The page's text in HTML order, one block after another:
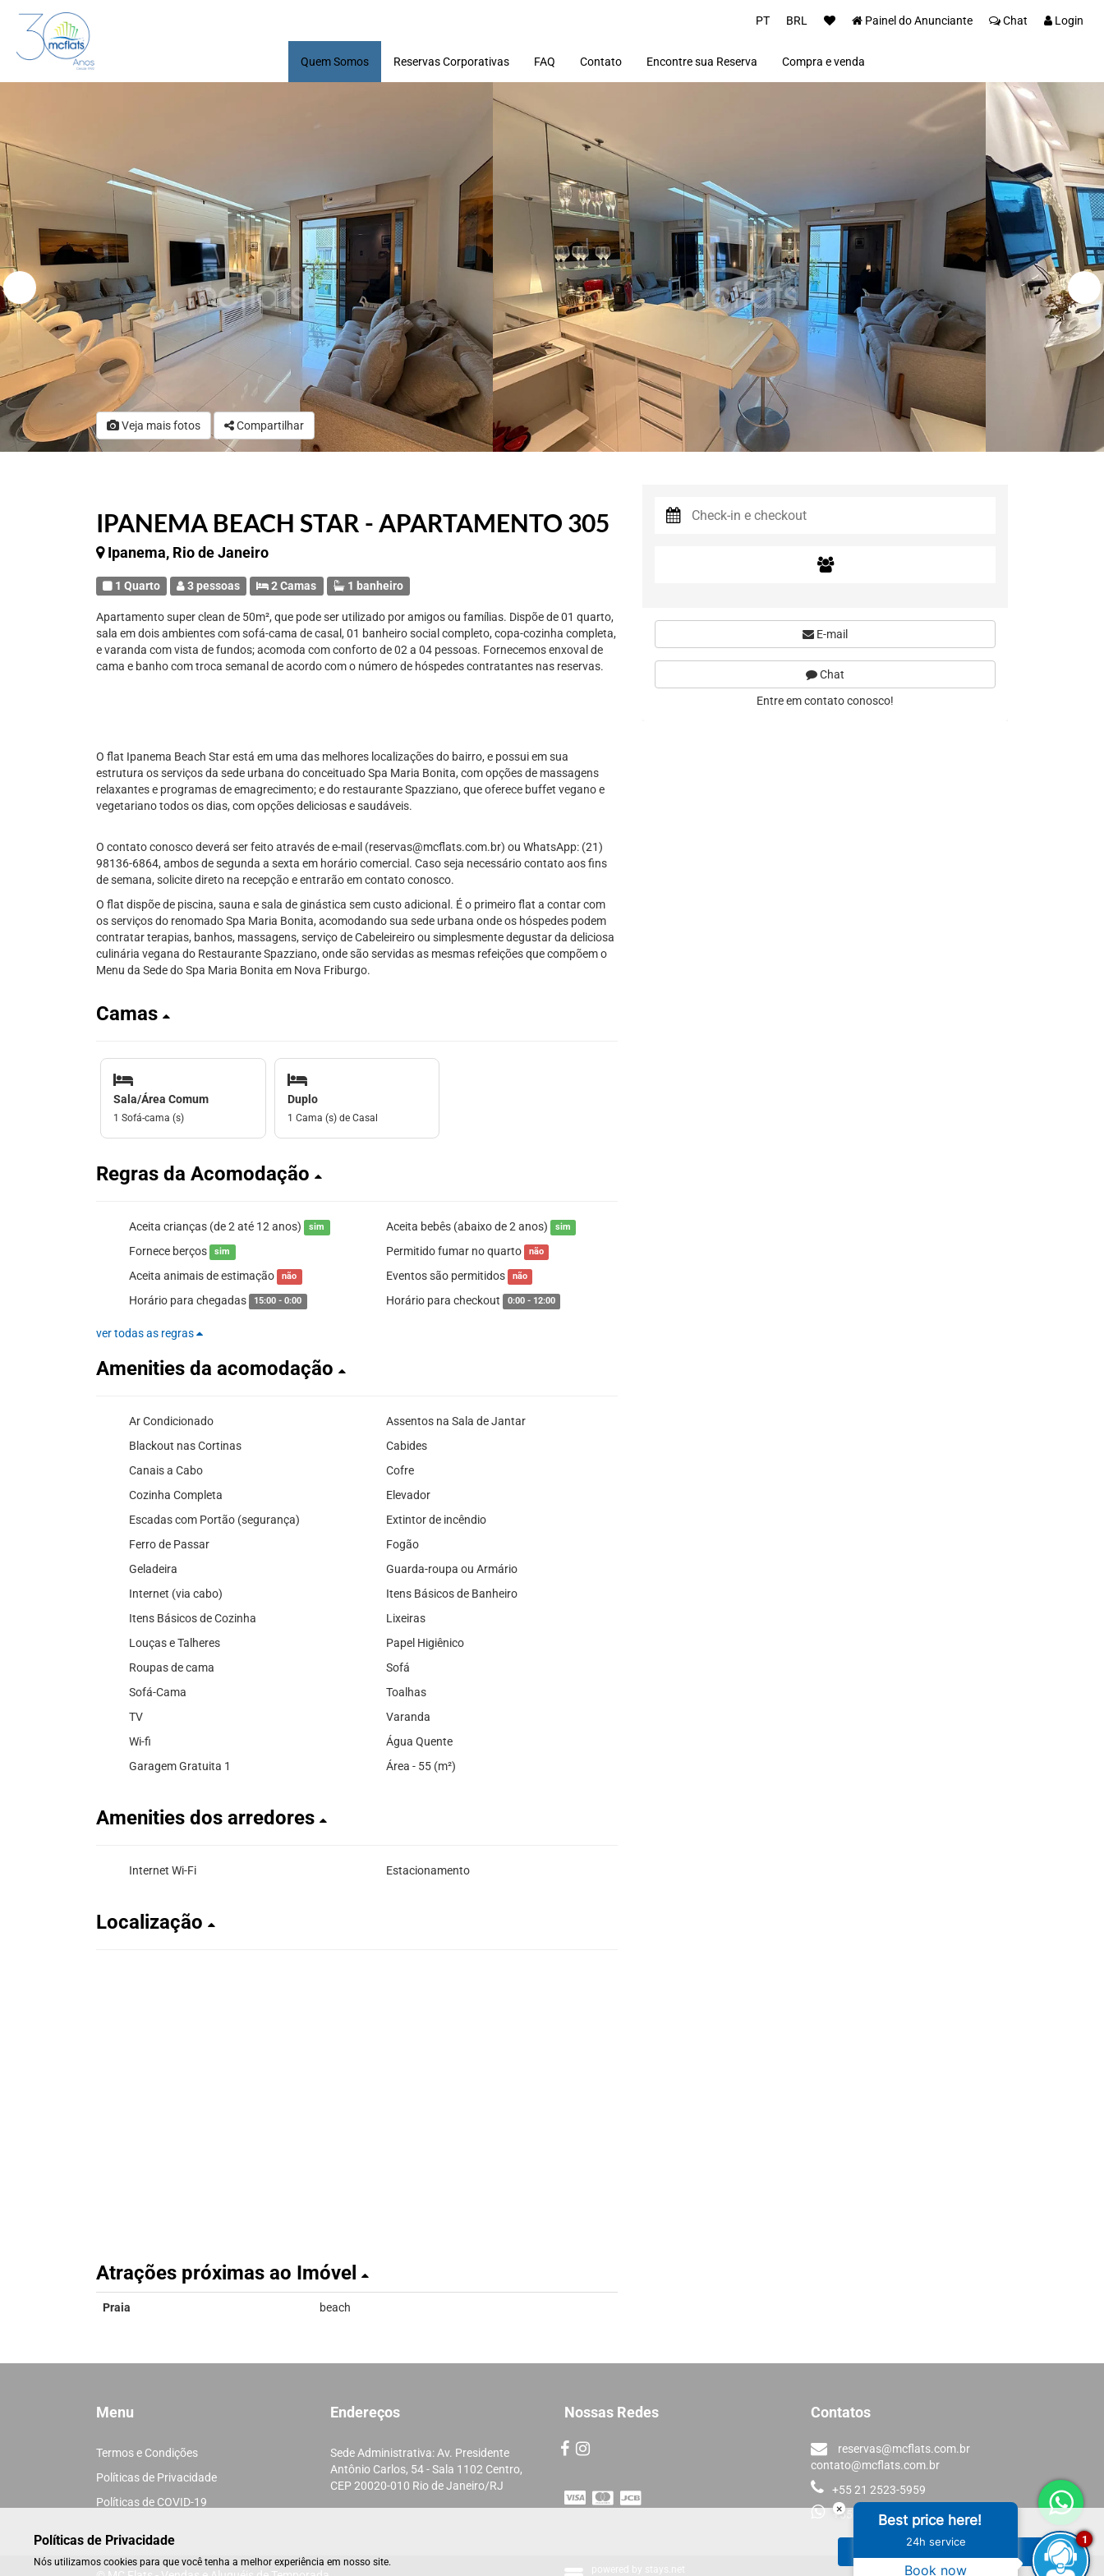
PT BRL Painel do Anunciante Chat Login
Quem Somos Reservas Corporativas FAQ Contato Encontre sua Reserva Compra e venda
Veja mais fotos Compartilhar
IPANEMA BEACH STAR - APARTAMENTO 305
Ipanema, Rio de Janeiro
1 Quarto 3 pessoas 2 Camas 1 banheiro
Apartamento super clean de 50m², que pode ser utilizado por amigos ou famílias. Dispõe de 01 quarto,
sala em dois ambientes com sofá-cama de casal, 01 banheiro social completo, copa-cozinha completa,
e varanda com vista de fundos; acomoda com conforto de 02 a 04 pessoas. Fornecemos enxoval de
cama e banho com troca semanal de acordo com o número de hóspedes contratantes nas reservas.
O flat Ipanema Beach Star está em uma das melhores localizações do bairro, e possui em sua
estrutura os serviços da sede urbana do conceituado Spa Maria Bonita, com opções de massagens
relaxantes e programas de emagrecimento; e do restaurante Spazziano, que oferece buffet vegano e
vegetariano todos os dias, com opções deliciosas e saudáveis.
O contato conosco deverá ser feito através de e-mail (reservas@mcflats.com.br) ou WhatsApp: (21)
98136-6864, ambos de segunda a sexta em horário comercial. Caso seja necessário contato aos fins
de semana, solicite direto na recepção e entrarão em contato conosco.
O flat dispõe de piscina, sauna e sala de ginástica sem custo adicional. É o primeiro flat a contar com
os serviços do renomado Spa Maria Bonita, acomodando sua sede urbana onde os hóspedes podem
contratar terapias, banhos, massagens, serviço de Cabeleireiro ou simplesmente degustar da deliciosa
culinária vegana do Restaurante Spazziano, onde são servidas as mesmas refeições que compõem o
Menu da Sede do Spa Maria Bonita em Nova Friburgo.
Camas
Sala/Área Comum
1 Sofá-cama (s)
Duplo
1 Cama (s) de Casal
Regras da Acomodação
Aceita crianças (de 2 até 12 anos) sim Aceita bebês (abaixo de 2 anos) sim
Fornece berços sim Permitido fumar no quarto não
Aceita animais de estimação não Eventos são permitidos não
Horário para chegadas 15:00 - 0:00 Horário para checkout 0:00 - 12:00
ver todas as regras
Amenities da acomodação
Ar Condicionado
Assentos na Sala de Jantar
Blackout nas Cortinas
Cabides
Canais a Cabo
Cofre
Cozinha Completa
Elevador
Escadas com Portão (segurança)
Extintor de incêndio
Ferro de Passar
Fogão
Geladeira
Guarda-roupa ou Armário
Internet (via cabo)
Itens Básicos de Banheiro
Itens Básicos de Cozinha
Lixeiras
Louças e Talheres
Papel Higiênico
Roupas de cama
Sofá
Sofá-Cama
Toalhas
TV
Varanda
Wi-fi
Água Quente
Garagem Gratuita 1
Área - 55 (m²)
Amenities dos arredores
Internet Wi-Fi Estacionamento
Localização
Atrações próximas ao Imóvel
Praia beach
E-mail
Chat
Entre em contato conosco!
Menu
Termos e Condições
Políticas de Privacidade
Políticas de COVID-19
Endereços
Sede Administrativa: Av. Presidente
Antônio Carlos, 54 - Sala 1102 Centro,
CEP 20020-010 Rio de Janeiro/RJ
Nossas Redes Contatos
reservas@mcflats.com.br
contato@mcflats.com.br
+55 21 2523-5959
+55 21 98136-6864
powered by stays.net
Políticas de Privacidade
Nós utilizamos cookies para que você tenha a melhor experiência em nosso site.
×
Best price here!
24h service
Book now
1